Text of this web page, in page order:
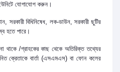
যোগাযোগ করুন।
সরকারী বিধিনিষেধ, লক-ডাউন, সরকারী ছুটির
হতে পারে।
থাকে /গ্রাহকের কাছ থেকে অতিরিক্ত তথ্যের
ক্রেতাকে বার্তা (এসএমএস) বা ফোন কলের